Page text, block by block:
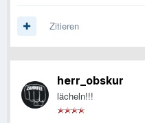
Zitieren
herr_obskur
lächeln!!!